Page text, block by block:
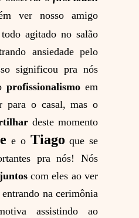
ver nosso amigo
todo agitado no salão
ansiedade pelo
significou pra nós
profissionalismoem
para o casal, mas o
deste momento
e o Tiago que se
pra nós! Nós
com eles ao ver
na cerimônia
assistindo ao